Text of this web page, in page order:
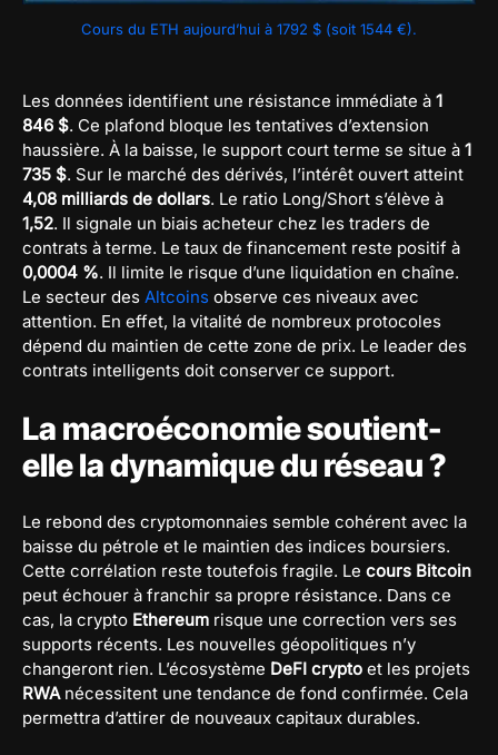
Cours du ETH aujourd’hui à 1792 $ (soit 1544 €).
Les données identifient une résistance immédiate à 1
846 $. Ce plafond bloque les tentatives d’extension
haussière. À la baisse, le support court terme se situe à 1
735 $. Sur le marché des dérivés, l’intérêt ouvert atteint
4,08 milliards de dollars. Le ratio Long/Short s’élève à
1,52. Il signale un biais acheteur chez les traders de
contrats à terme. Le taux de financement reste positif à
0,0004 %. Il limite le risque d’une liquidation en chaîne.
Le secteur des Altcoins observe ces niveaux avec
attention. En effet, la vitalité de nombreux protocoles
dépend du maintien de cette zone de prix. Le leader des
contrats intelligents doit conserver ce support.
La macroéconomie soutient-
elle la dynamique du réseau ?
Le rebond des cryptomonnaies semble cohérent avec la
baisse du pétrole et le maintien des indices boursiers.
Cette corrélation reste toutefois fragile. Le cours Bitcoin
peut échouer à franchir sa propre résistance. Dans ce
cas, la crypto Ethereum risque une correction vers ses
supports récents. Les nouvelles géopolitiques n’y
changeront rien. L’écosystème DeFI crypto et les projets
RWAnécessitent une tendance de fond confirmée. Cela
permettra d’attirer de nouveaux capitaux durables.